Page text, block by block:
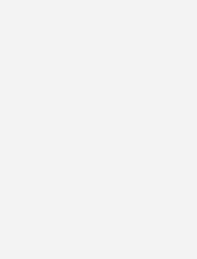
des
Erfolg für diese neue Aufgabe.
offenen
in schwierigen Situationen"
Feedback geben"
Coaching"
28.03.2020